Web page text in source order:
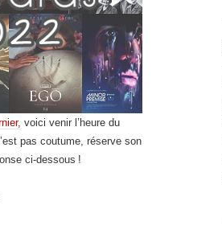
voici venir l’heure du
pas coutume, réserve son
ci-dessous !